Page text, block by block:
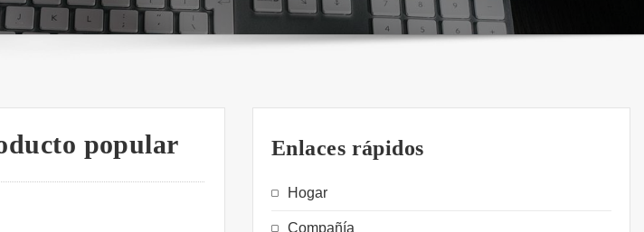
popular Enlaces rápidos
Hogar
Compañía